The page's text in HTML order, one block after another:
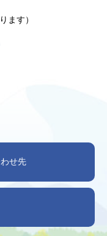
ます）
せ先